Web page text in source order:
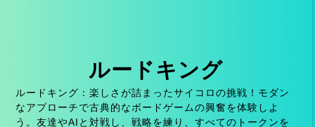
ルードキング
ルードキング：楽しさが詰まったサイコロの挑戦！モダン
なアプローチで古典的なボードゲームの興奮を体験しよ
う。友達やAIと対戦し、戦略を練り、すべてのトークンを